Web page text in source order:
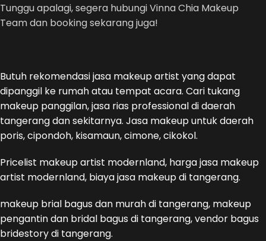
Tunggu apalagi, segera hubungi Vinna Chia Makeup
Team dan booking sekarang juga!
Butuh rekomendasi jasa makeup artist yang dapat
dipanggil ke rumah atau tempat acara. Cari tukang
makeup panggilan, jasa rias professional di daerah
tangerang dan sekitarnya. Jasa makeup untuk daerah
poris, cipondoh, kisamaun, cimone, cikokol.
Pricelist makeup artist modernland, harga jasa makeup
artist modernland, biaya jasa makeup di tangerang.
makeup brial bagus dan murah di tangerang, makeup
pengantin dan bridal bagus di tangerang, vendor bagus
bridestory di tangerang.